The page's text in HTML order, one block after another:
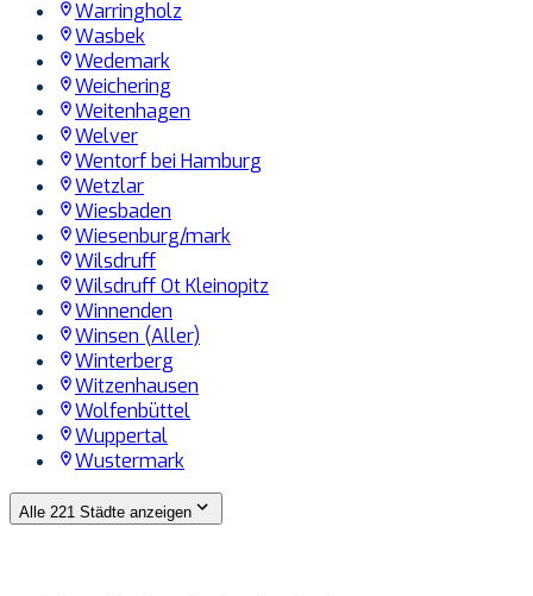
Warringholz
Wasbek
Wedemark
Weichering
Weitenhagen
Welver
Wentorf bei Hamburg
Wetzlar
Wiesbaden
Wiesenburg/mark
Wilsdruff
Wilsdruff Ot Kleinopitz
Winnenden
Winsen (Aller)
Winterberg
Witzenhausen
Wolfenbüttel
Wuppertal
Wustermark
Alle 221 Städte anzeigen